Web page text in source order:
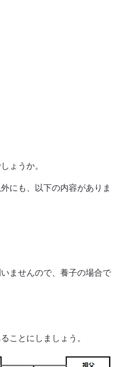
ょうか。
にも、以下の内容がありま
ませんので、養子の場合で
ことにしましょう。